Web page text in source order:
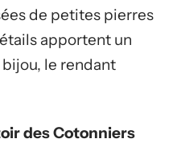
de petites pierres
apportent un
le rendant
des Cotonniers